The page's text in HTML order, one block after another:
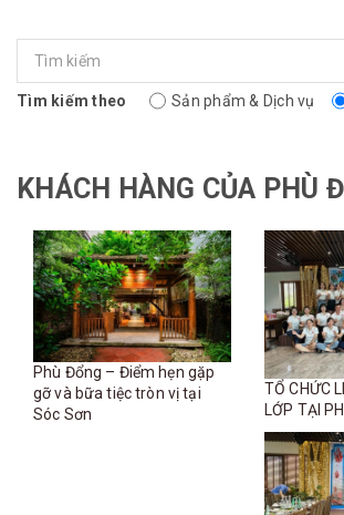
Tìm kiếm theo Sản phẩm & Dịch vụ
KHÁCH HÀNG CỦA PHÙ
Phù Đổng – Điểm hẹn gặp
gỡ và bữa tiệc tròn vị tại
Sóc Sơn
TỔ CHỨC
LỚP TẠI